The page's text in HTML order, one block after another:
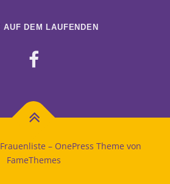
AUF DEM LAUFENDEN
– OnePress Theme von
FameThemes